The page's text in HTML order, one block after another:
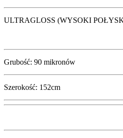
ULTRAGLOSS (WYSOKI
Grubość: 90 mikronów
Szerokość: 152cm